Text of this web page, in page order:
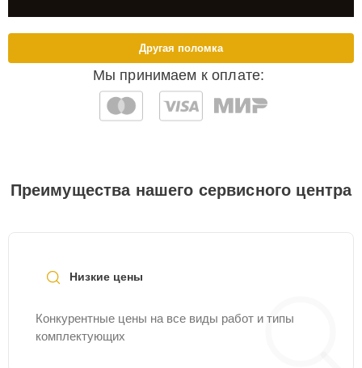
Мы принимаем к оплате:
Другая поломка
Преимущества нашего сервисного центра
Низкие цены
Конкурентные цены на все виды работ и типы
комплектующих